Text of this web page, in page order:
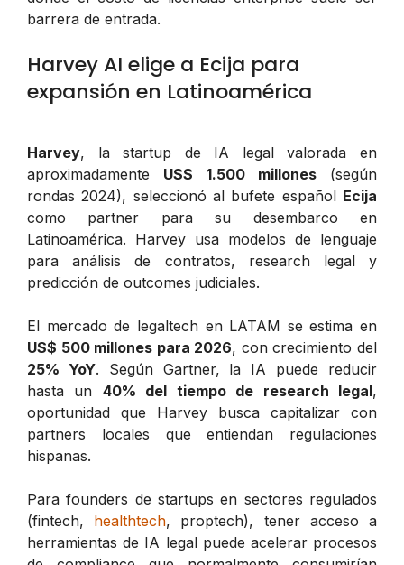
barrera de entrada.
Harvey AI elige a Ecija para
expansión en Latinoamérica
Harvey, la startup de IA legal valorada en
aproximadamente US$ 1.500 millones(según
rondas 2024), seleccionó al bufete español Ecija
como partner para su desembarco en
Latinoamérica. Harvey usa modelos de lenguaje
para análisis de contratos, research legal y
predicción de outcomes judiciales.
El mercado de legaltech en LATAM se estima en
US$ 500 millones para 2026, con crecimiento del
25% YoY. Según Gartner, la IA puede reducir
hasta un 40% del tiempo de research legal,
oportunidad que Harvey busca capitalizar con
partners locales que entiendan regulaciones
hispanas.
Para founders de startups en sectores regulados
(fintech, healthtech, proptech), tener acceso a
herramientas de IA legal puede acelerar procesos